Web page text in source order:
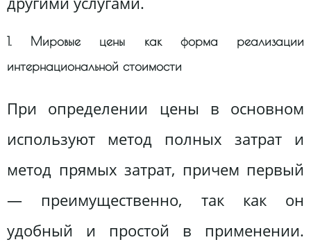
1. Мировые цены как форма реализации
интернациональной стоимости
При определении цены в основном
используют метод полных затрат и
метод прямых затрат, причем первый
— преимущественно, так как он
удобный и простой в применении.